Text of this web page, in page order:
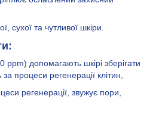
сухої та чутливої ​​шкіри.
ppm) допомагають шкірі зберігати
процеси регенерації клітин,
регенерації, звужує пори,